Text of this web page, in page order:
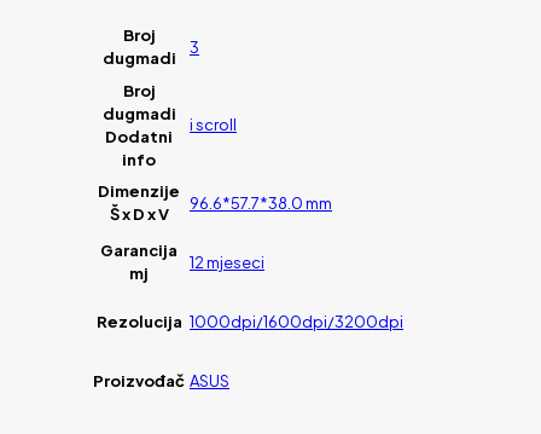
Broj
dugmadi
3
Broj
dugmadi
Dodatni
info
i scroll
Dimenzije
Š x D x V
96.6*57.7*38.0 mm
Garancija
mj
12 mjeseci
Rezolucija 1000dpi/1600dpi/3200dpi
Proizvođač ASUS